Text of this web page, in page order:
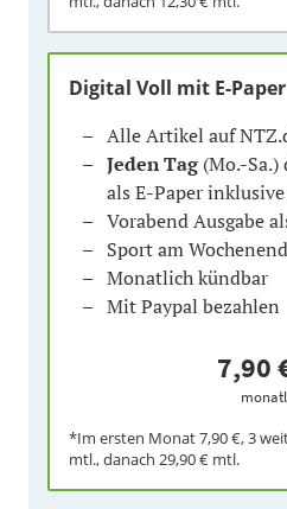
Digital Voll mit E-Paper
Alle Artikel auf
Jeden Tag(Mo.-Sa.)
als E-Paper
Vorabend Ausgabe
Sport am
Monatlich kündbar
Mit Paypal bezahlen
7,90
*Im ersten Monat7,90 €, 3
mtl., danach 29,90 € mtl.